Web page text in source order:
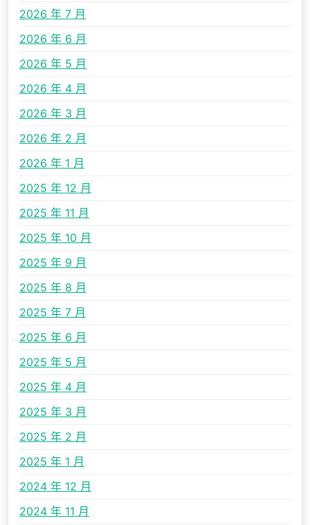
2026 年 7 月
2026 年 6 月
2026 年 5 月
2026 年 4 月
2026 年 3 月
2026 年 2 月
2026 年 1 月
2025 年 12 月
2025 年 11 月
2025 年 10 月
2025 年 9 月
2025 年 8 月
2025 年 7 月
2025 年 6 月
2025 年 5 月
2025 年 4 月
2025 年 3 月
2025 年 2 月
2025 年 1 月
2024 年 12 月
2024 年 11 月